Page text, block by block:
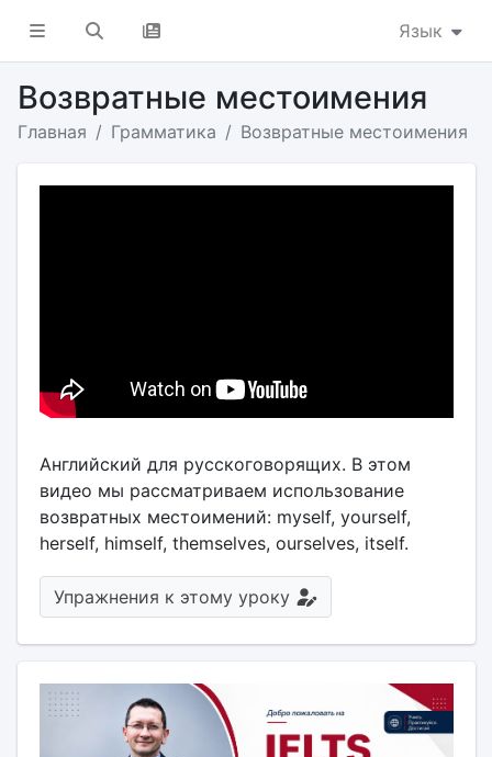
Язык
Возвратные местоимения
Главная Грамматика Возвратные местоимения
Английский для русскоговорящих. В этом
видео мы рассматриваем использование
возвратных местоимений: myself, yourself,
herself, himself, themselves, ourselves, itself.
Упражнения к этому уроку